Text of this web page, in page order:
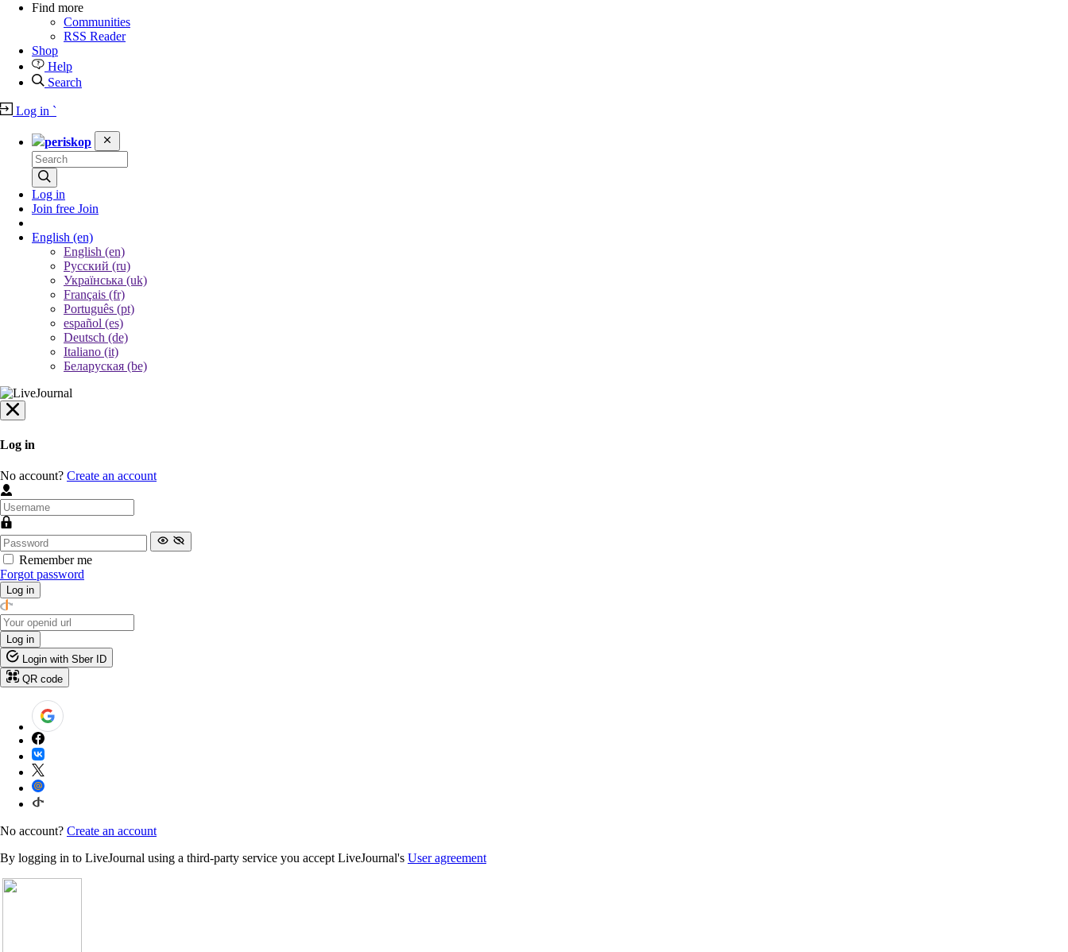
Find more
Communities
RSS Reader
Shop
Help
Search
Log in `
periskop
Log in
Join free Join
English (en)
English (en)
Русский (ru)
Українська (uk)
Français (fr)
Português (pt)
español (es)
Deutsch (de)
Italiano (it)
Беларуская (be)
Log in
No account? Create an account
Remember me
Forgot password
Log in
Log in
Login with Sber ID
QR code
No account? Create an account
By logging in to LiveJournal using a third-party service you accept LiveJournal's User agreement